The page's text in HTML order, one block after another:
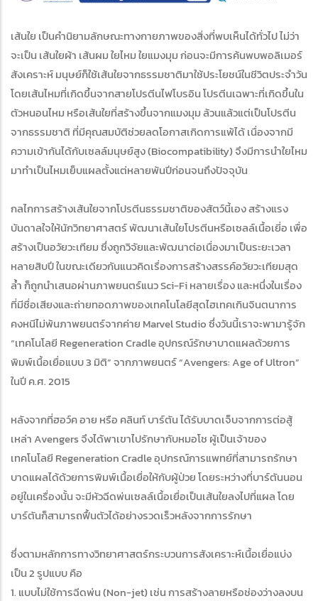
เส้นใย เป็นคำนิยามลักษณะทางกายภาพของสิ่งที่พบเห็นได้ทั่วไป ไม่ว่า
จะเป็น เส้นใยผ้า เส้นผม ใยไหม ใยแมงมุม ก่อนจะมีการค้นพบพอลิเมอร์
สังเคราะห์ มนุษย์ก็ใช้เส้นใยจากธรรมชาติมาใช้ประโยชน์ในชีวิตประจำวัน
โดยเส้นไหมที่เกิดขึ้นจากสายโปรตีนไฟโบรอิน โปรตีนเฉพาะที่เกิดขึ้นใน
ตัวหนอนไหม หรือเส้นใยที่สร้างขึ้นจากแมงมุม ล้วนแล้วแต่เป็นโปรตีน
จากธรรมชาติ ที่มีคุณสมบัติช่วยลดโอกาสเกิดการแพ้ได้ เนื่องจากมี
ความเข้ากันได้กับเซลล์มนุษย์สูง (Biocompatibility) จึงมีการนำใยไหม
มาทำเป็นไหมเย็บแผลตั้งแต่หลายพันปีก่อนจนถึงปัจจุบัน
กลไกการสร้างเส้นใยจากโปรตีนธรรมชาติของสัตว์นี้เอง สร้างแรง
บันดาลใจให้นักวิทยาศาสตร์ พัฒนาเส้นใยโปรตีนหรือเซลล์เนื้อเยี่อ เพื่อ
สร้างเป็นอวัยวะเทียม ซึ่งถูกวิจัยและพัฒนาต่อเนื่องมาเป็นระยะเวลา
หลายสิบปี ในขณะเดียวกันแนวคิดเรื่องการสร้างสรรค์อวัยวะเทียมสุด
ล้ำ ก็ถูกนำเสนอผ่านภาพยนตร์แนว Sci-Fi หลายเรื่อง และหนึ่งในเรื่อง
ที่มีชื่อเสียงและถ่ายทอดภาพของเทคโนโลยีสุดไฮเทคเกินจินตนาการ
คงหนีไม่พ้นภาพยนตร์จากค่าย Marvel Studio ซึ่งวันนี้เราจะพามารู้จัก
“เทคโนโลยี Regeneration Cradle อุปกรณ์รักษาบาดแผลด้วยการ
พิมพ์เนื้อเยื่อแบบ 3 มิติ” จากภาพยนตร์ “Avengers: Age of Ultron”
ในปี ค.ศ. 2015
หลังจากที่ฮอว์ค อาย หรือ คลินท์ บาร์ตัน ได้รับบาดเจ็บจากการต่อสู้
เหล่า Avengers จึงได้พาเขาไปรักษากับหมอโช ผู้เป็นเจ้าของ
เทคโนโลยี Regeneration Cradle อุปกรณ์การแพทย์ที่สามารถรักษา
บาดแผลได้ด้วยการพิมพ์เนื้อเยื่อให้กับผู้ป่วย โดยระหว่างที่บาร์ตันนอน
อยู่ในเครื่องนั้น จะมีหัวฉีดพ่นเซลล์เนื้อเยื่อเป็นเส้นใยลงไปที่แผล โดย
บาร์ตันก็สามารถฟื้นตัวได้อย่างรวดเร็วหลังจากการรักษา
ซึ่งตามหลักการทางวิทยาศาสตร์กระบวนการสังเคราะห์เนื้อเยื่อแบ่ง
เป็น 2 รูปแบบ คือ
1. แบบไม่ใช้การฉีดพ่น (Non-jet) เช่น การสร้างลายหรือช่องว่างลงบน